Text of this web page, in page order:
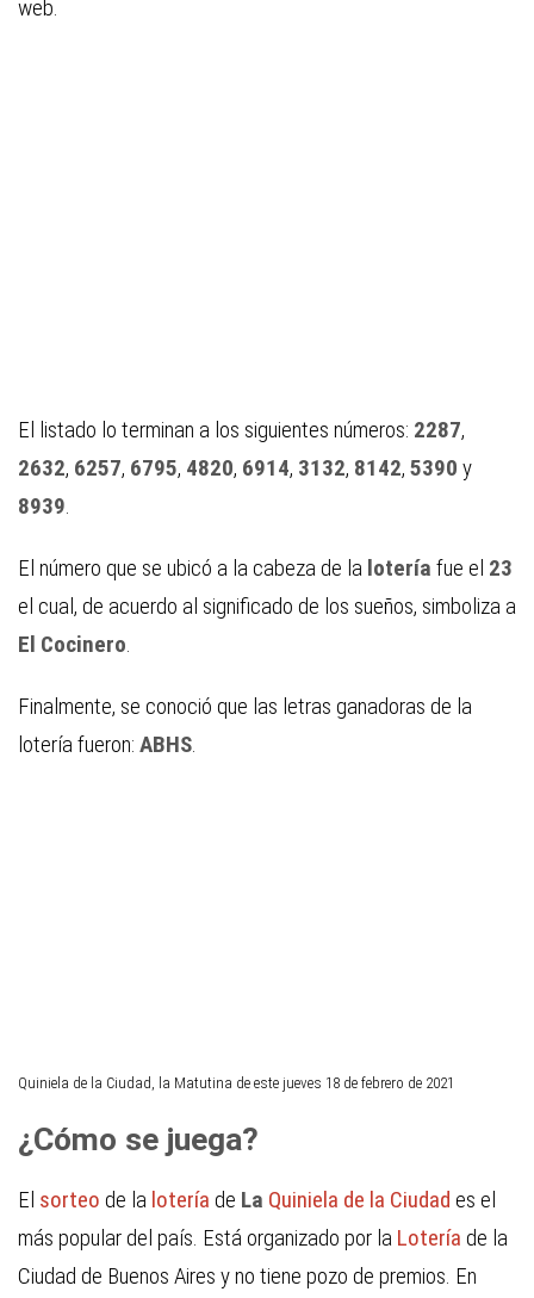
web.
El listado lo terminan a los siguientes números: 2287,
2632, 6257, 6795, 4820, 6914, 3132, 8142, 5390 y
8939.
El número que se ubicó a la cabeza de la lotería fue el 23
el cual, de acuerdo al significado de los sueños, simboliza a
El Cocinero.
Finalmente, se conoció que las letras ganadoras de la
lotería fueron: ABHS.
Quiniela de la Ciudad, la Matutina de este jueves 18 de febrero de 2021
¿Cómo se juega?
El sorteo de la lotería de La Quiniela de la Ciudad es el
más popular del país. Está organizado por la Lotería de la
Ciudad de Buenos Aires y no tiene pozo de premios. En